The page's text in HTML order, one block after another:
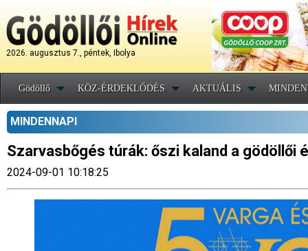
2026. augusztus 7., péntek, Ibolya
Gödöllő KÖZ-ÉRDEKLŐDÉS AKTUÁLIS
MINDENNAPI
Szarvasbőgés túrák: őszi kaland a gödöllői
2024-09-01 10:18:25